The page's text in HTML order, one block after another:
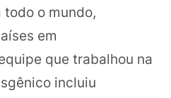
o mundo,
em
que trabalhou na
incluiu